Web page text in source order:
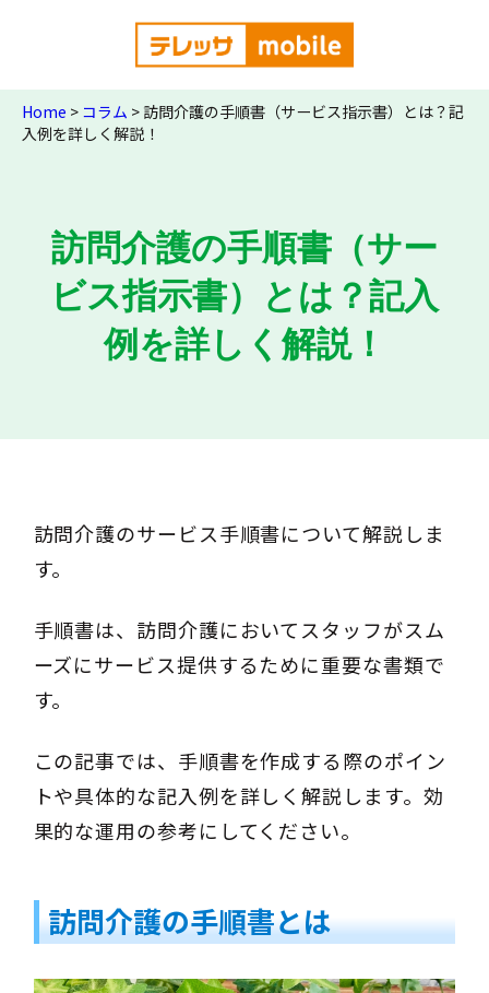
Home > コラム > 訪問介護の手順書（サービス指示書）とは？記
入例を詳しく解説！
訪問介護の手順書（サー
ビス指示書）とは？記入
例を詳しく解説！
訪問介護のサービス手順書について解説しま
す。
手順書は、訪問介護においてスタッフがスム
ーズにサービス提供するために重要な書類で
す。
この記事では、手順書を作成する際のポイン
トや具体的な記入例を詳しく解説します。効
果的な運用の参考にしてください。
訪問介護の手順書とは